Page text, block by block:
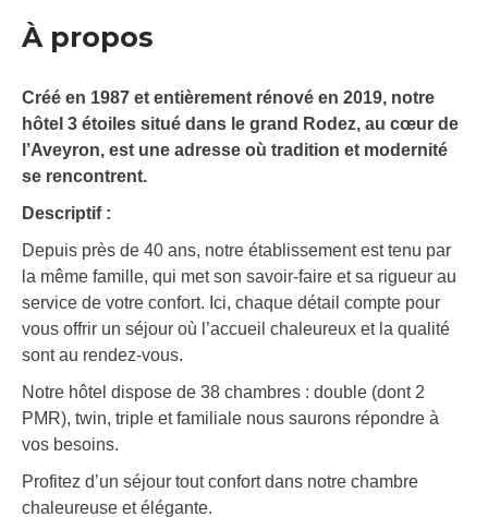
À propos
Créé en 1987 et entièrement rénové en 2019, notre
hôtel 3 étoiles situé dans le grand Rodez, au cœur de
l’Aveyron, est une adresse où tradition et modernité
se rencontrent.
Descriptif :
Depuis près de 40 ans, notre établissement est tenu par
la même famille, qui met son savoir-faire et sa rigueur au
service de votre confort. Ici, chaque détail compte pour
vous offrir un séjour où l’accueil chaleureux et la qualité
sont au rendez-vous.
Notre hôtel dispose de 38 chambres : double (dont 2
PMR), twin, triple et familiale nous saurons répondre à
vos besoins.
Profitez d’un séjour tout confort dans notre chambre
chaleureuse et élégante.